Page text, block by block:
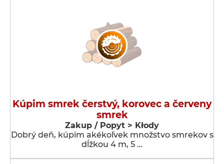
Kúpim smrek čerstvý, korovec a červeny
smrek
Zakup / Popyt > Kłody
Dobrý deň, kúpim akékoľvek množstvo smrekov s
dĺžkou 4 m, 5 …